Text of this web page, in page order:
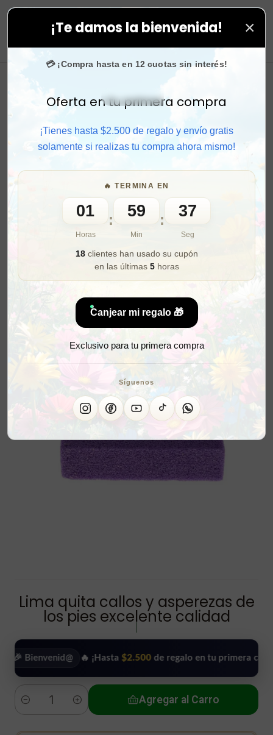
¡Te damos la bienvenida! ×
💳 ¡Compra hasta en 12 cuotas sin interés!
Activar sonido
Oferta en tu primera compra
¡Tienes hasta $2.500 de regalo y envío gratis
solamente si realizas tu compra ahora mismo!
🔥 TERMINA EN
01
Horas
: 59
Min
:
35
Seg
18clientes han usado su cupón
en las últimas 5horas
Canjear mi regalo 🎁
Exclusivo para tu primera compra
Síguenos
⚡ Compra rápido y aprovecha. 💙 +50.000
Lima quita callos y asperezas de
los pies excelente calidad
🔥 ¡Hasta $2.500 de regalo en tu primera compra!
Cantidad
Agregar al Carro